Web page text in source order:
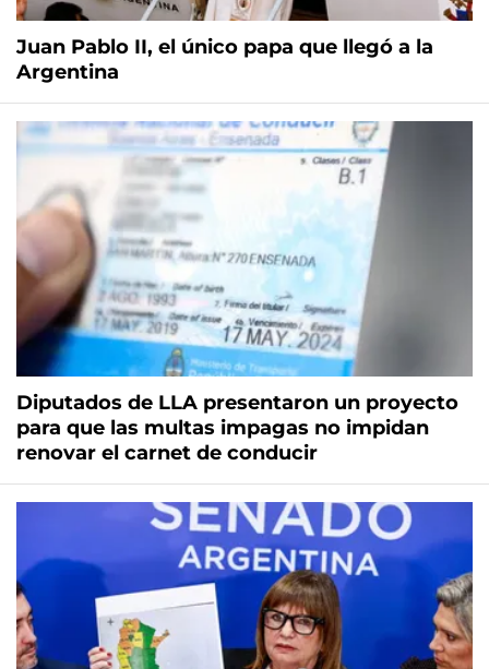
Juan Pablo II, el único papa que llegó a la
Argentina
Diputados de LLA presentaron un proyecto
para que las multas impagas no impidan
renovar el carnet de conducir